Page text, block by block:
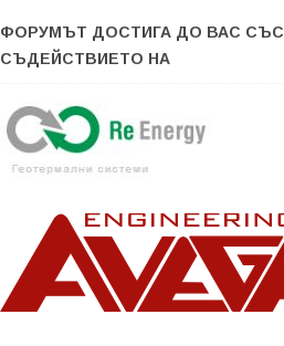
ФОРУМЪТ ДОСТИГА ДО ВАС СЪС
СЪДЕЙСТВИЕТО НА